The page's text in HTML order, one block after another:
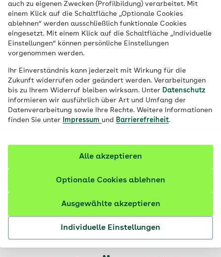
auch zu eigenen Zwecken (Profilbildung) verarbeitet. Mit
einem Klick auf die Schaltfläche „Optionale Cookies
ablehnen“ werden ausschließlich funktionale Cookies
eingesetzt. Mit einem Klick auf die Schaltfläche „Individuelle
Einstellungen“ können persönliche Einstellungen
vorgenommen werden.
Ihr Einverständnis kann jederzeit mit Wirkung für die
Zukunft widerrufen oder geändert werden. Verarbeitungen
bis zu Ihrem Widerruf bleiben wirksam. Unter Datenschutz
informieren wir ausführlich über Art und Umfang der
Datenverarbeitung sowie Ihre Rechte. Weitere Informationen
finden Sie unter
Impressum und Barrierefreiheit.
Individuelle Einstellungen
Ausgewählte akzeptieren
Optionale Cookies ablehnen
Alle akzeptieren
FacharztProgramm Orthopädie der AOK
Baden-Württemberg infrage. Es
unterstützt eine vernetzte und
strukturierte Behandlung nach aktuellen